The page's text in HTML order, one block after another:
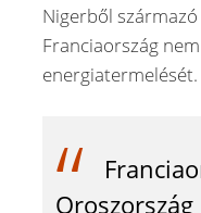
Nigerből
Franciaország
energiatermelését.